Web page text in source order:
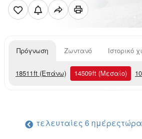
Πρόγνωση Ζωντανό Ιστορικό
18511ft (Επάνω) 14509ft (Μεσαίο)
τελευταίες 6 ημέρεςτώρα